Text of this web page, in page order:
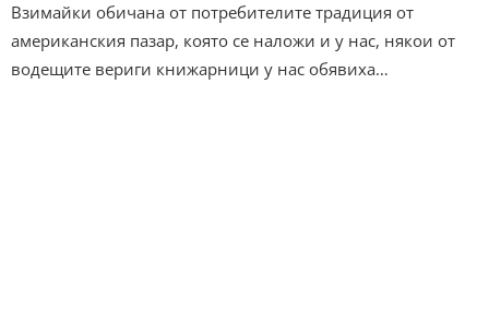
Взимайки обичана от потребителите традиция от
американския пазар, която се наложи и у нас, някои от
водещите вериги книжарници у нас обявиха…